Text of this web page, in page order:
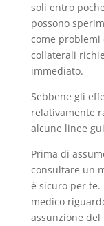
soli entro
possono
come
collaterali
immediato.
Sebbene gli
relativamente
alcune linee
Prima di
consultare un
è sicuro per
medico
assunzione